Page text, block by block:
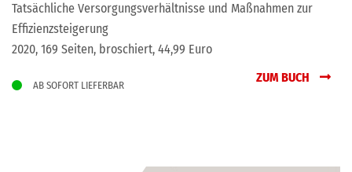
Tatsächliche Versorgungsverhältnisse und Maßnahmen zur
Effizienzsteigerung
2020, 169 Seiten, broschiert, 44,99 Euro
AB SOFORT LIEFERBAR
ZUM BUCH